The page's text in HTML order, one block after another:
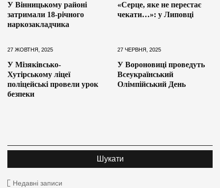
У Вінницькому районі
затримали 18-річного
наркозакладчика
«Серце, яке не перестає
чекати…»: у Липовці
27 ЖОВТНЯ, 2025
У Мізяківсько-
Хутірському ліцеї
поліцейські провели урок
безпеки
27 ЧЕРВНЯ, 2025
У Вороновиці проведуть
Всеукраїнський
Олімпійський День
Недавні записи